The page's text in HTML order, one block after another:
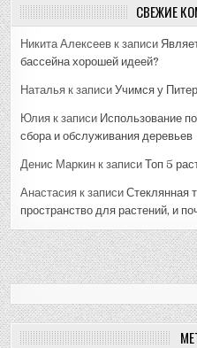
СВЕЖИЕ
Никита Алексеев к записи
бассейна хорошей идеей?
Наталья к записиУчимся у
Юлия к записи Использование
сбора и обслуживания деревьев
Денис Маркин к записиТоп 5
Анастасия к записиСтеклянная
пространство для растений, и